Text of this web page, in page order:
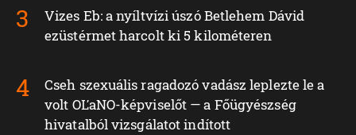
Vizes Eb: a nyíltvízi úszó Betlehem Dávid
ezüstérmet harcolt ki 5 kilométeren
Cseh szexuális ragadozó vadász leplezte le a
volt OĽaNO-képviselőt — a Főügyészség
hivatalból vizsgálatot indított